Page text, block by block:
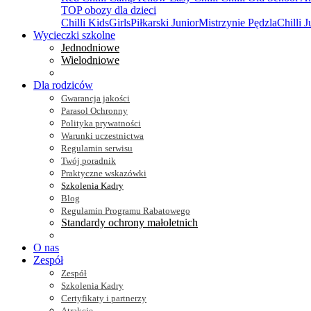
TOP obozy dla dzieci
Chilli KidsGirlsPiłkarski JuniorMistrzynie PędzlaChilli
Wycieczki szkolne
Jednodniowe
Wielodniowe
Dla rodziców
Gwarancja jakości
Parasol Ochronny
Polityka prywatności
Warunki uczestnictwa
Regulamin serwisu
Twój poradnik
Praktyczne wskazówki
Szkolenia Kadry
Blog
Regulamin Programu Rabatowego
Standardy ochrony małoletnich
O nas
Zespół
Zespół
Szkolenia Kadry
Certyfikaty i partnerzy